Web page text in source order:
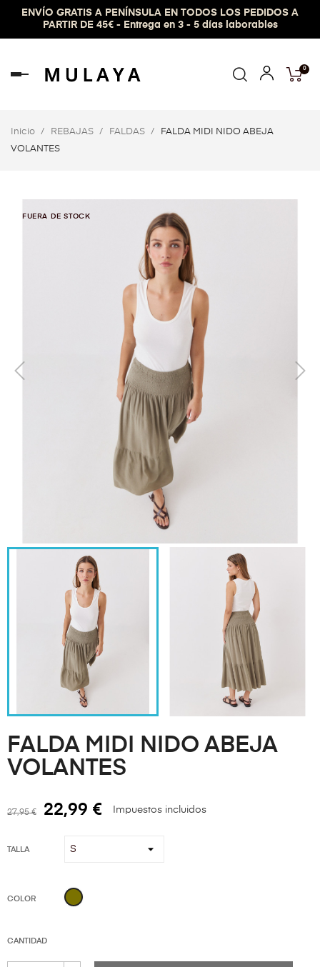
ENVÍO GRATIS A PENÍNSULA EN TODOS LOS PEDIDOS A
PARTIR DE 45€ - Entrega en 3 - 5 días laborables
Navegación
0
Inicio REBAJAS FALDAS
FALDA MIDI NIDO ABEJA
VOLANTES
FUERA DE STOCK
FALDA MIDI NIDO ABEJA
VOLANTES
27,95 € 22,99 € Impuestos incluidos
TALLA
COLOR KAKI
CANTIDAD